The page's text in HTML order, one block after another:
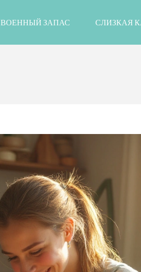
ВОЕННЫЙ ЗАПАС СЛИЗКАЯ